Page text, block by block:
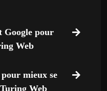
Google pour
Web
mieux se
Web